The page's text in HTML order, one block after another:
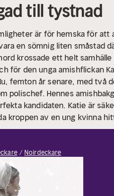
till tystnad
är för hemska för
en sömnig liten småstad
krossade ett helt
för den unga amishflickan
femton år senare, med två
polischef. Hennes
kandidaten. Katie är
kroppen av en ung kvinna
och första delen i serien
på sin nästa bok.
Noirdeckare